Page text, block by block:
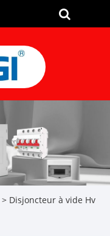
> Disjoncteur à vide Hv